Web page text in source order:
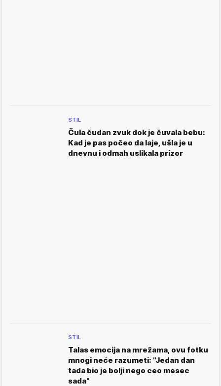
STIL
Čula čudan zvuk dok je čuvala bebu:
Kad je pas počeo da laje, ušla je u
dnevnu i odmah uslikala prizor
STIL
Talas emocija na mrežama, ovu fotku
mnogi neće razumeti: "Jedan dan
tada bio je bolji nego ceo mesec
sada"